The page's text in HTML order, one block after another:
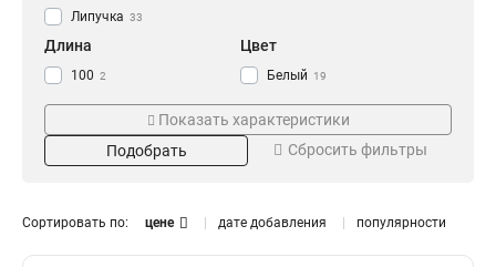
Липучка 33
Длина
100 2
150 7
Цвет
Белый 19
Синий 8
Красный 8
Зеленый 8
Показать характеристики
Подобрать
Сбросить фильтры
Сортировать по: цене дате добавления популярности